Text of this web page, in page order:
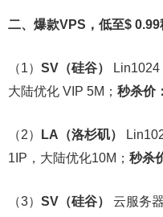
二、 爆款VPS，低至$ 0.99
（1） SV （硅谷）
大陆优化 VIP 5M； 秒杀价
（2） LA （洛杉矶）
1IP，大陆优化10M； 秒杀
（3） SV （硅谷）
云服务